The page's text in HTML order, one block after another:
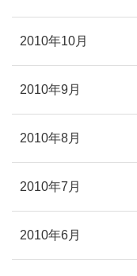
2010年10月
2010年9月
2010年8月
2010年7月
2010年6月